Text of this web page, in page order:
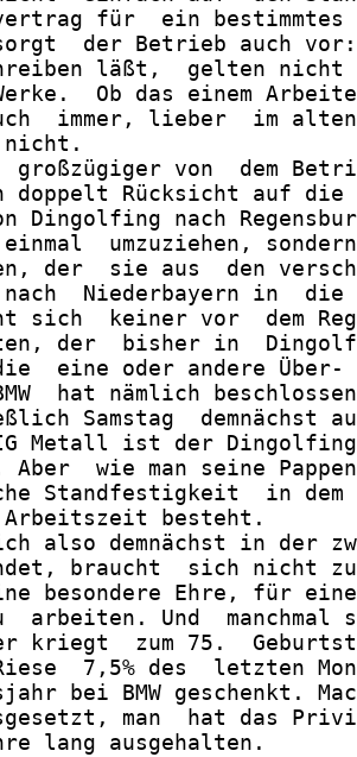
für  ein
der Betrieb auch
läßt,  gelten
Ob das einem
immer, lieber  im
großzügiger von  dem
doppelt Rücksicht auf
Dingolfing nach
umzuziehen,
der  sie aus  den
Niederbayern in
sich  keiner vor  dem
der  bisher in
eine oder andere
hat nämlich
Samstag  demnächst
Metall ist der
Aber  wie man seine
Standfestigkeit  in
besteht.
also demnächst in der
braucht  sich nicht
besondere Ehre, für
arbeiten. Und  manchmal
kriegt  zum 75.
7,5% des  letzten
bei BMW geschenkt.
man  hat das
lang ausgehalten.